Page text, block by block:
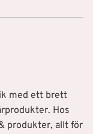
med ett brett
Hos
produkter, allt för